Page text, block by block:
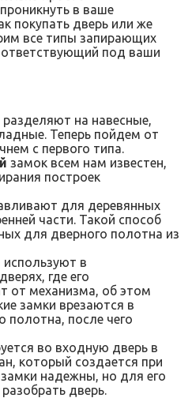
в ваше
покупать дверь или же
все типы запирающих
под ваши
на навесные,
Теперь пойдем от
с первого типа.
замок всем нам известен,
построек
для деревянных
части. Такой способ
для дверного полотна из
используют в
где его
от механизма, об этом
замки врезаются в
полотна, после чего
во входную дверь в
который создается при
надежны, но для его
дверь.